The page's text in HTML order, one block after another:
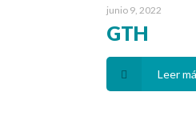
junio 9, 2022
GTH
Leer